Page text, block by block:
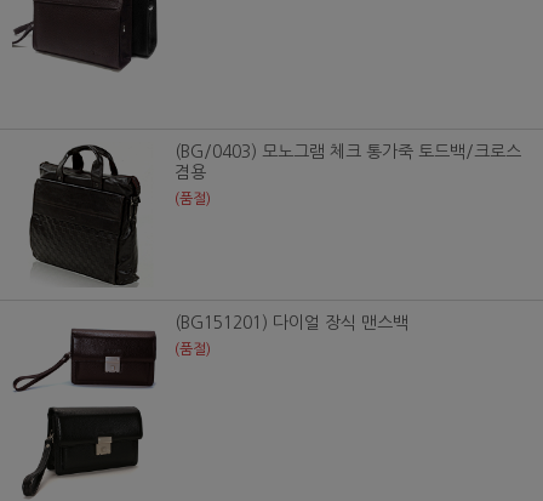
(BG/0403) 모노그램 체크 통가죽 토드백/크로스
겸용
(품절)
(BG151201) 다이얼 장식 맨스백
(품절)